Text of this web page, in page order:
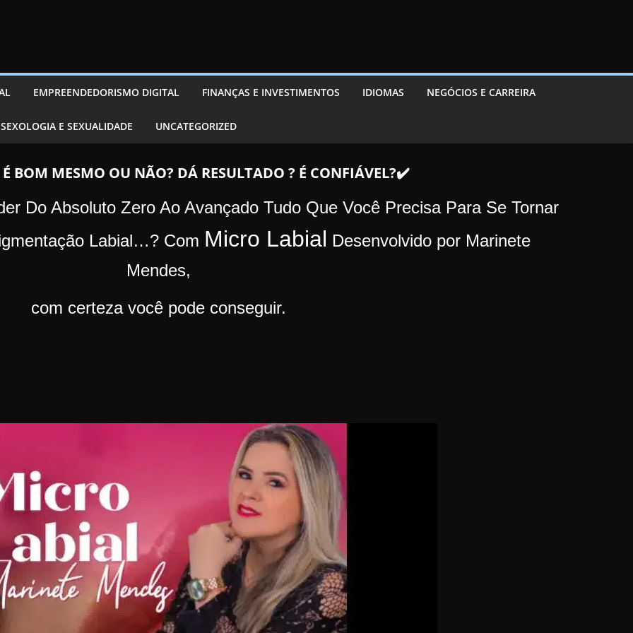
EMPREENDEDORISMO DIGITAL FINANÇAS E INVESTIMENTOS IDIOMAS NEGÓCIOS E CARREIRA
SEXOLOGIA E SEXUALIDADE UNCATEGORIZED
BOM MESMO OU NÃO? DÁ RESULTADO ? É CONFIÁVEL?✔️
Do Absoluto Zero Ao Avançado Tudo Que Você Precisa Para Se Tornar
Labial…? Com Micro Labial Desenvolvido por Marinete
Mendes,
com certeza você pode conseguir.